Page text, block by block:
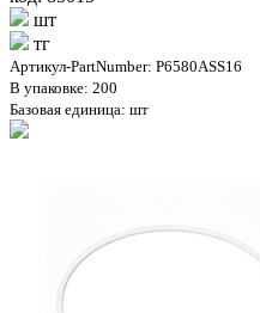
шт
тг
Артикул-PartNumber: P6580ASS16
В упаковке: 200
Базовая единица: шт